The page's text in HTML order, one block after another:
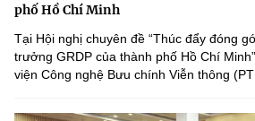
phố Hồ Chí Minh
Tại Hội nghị chuyên đề “Thúc đẩy đóng
trưởng GRDP của thành phố Hồ Chí
viện Công nghệ Bưu chính Viễn thông